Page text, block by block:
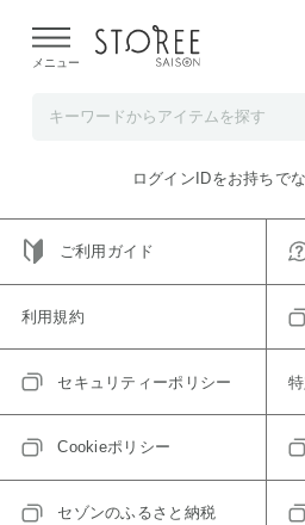
よる配送遅延が発生しております。
メニュー
ご指定のアイテムは取り扱い終了
トップへ戻る
ログインIDをお持ちで
ご利用ガイド
利用規約
セキュリティーポリシー
Cookieポリシー
セゾンのふるさと納税